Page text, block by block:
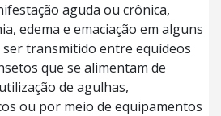
aguda ou crônica,
edema e emaciação em alguns
ser transmitido entre equídeos
que se alimentam de
de agulhas,
ou por meio de equipamentos